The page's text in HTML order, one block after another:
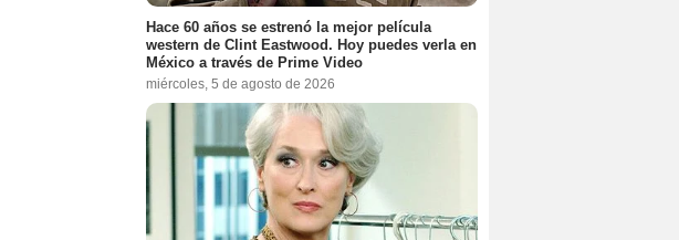
Hace 60 años se estrenó la mejor película
western de Clint Eastwood. Hoy puedes verla en
México a través de Prime Video
miércoles, 5 de agosto de 2026